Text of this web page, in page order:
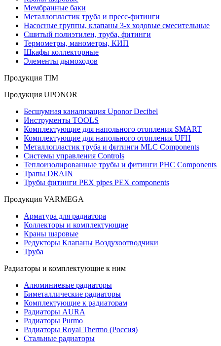
Мембранные баки
Металлопластик труба и пресс-фитинги
Насосные группы, клапаны 3-х ходовые смесительные
Сшитый полиэтилен, труба, фитинги
Термометры, манометры, КИП
Шкафы коллекторные
Элементы дымоходов
Продукция TIM
Продукция UPONOR
Бесшумная канализация Uponor Decibel
Инструменты TOOLS
Комплектующие для напольного отопления SMART
Комплектующие для напольного отопления UFH
Металлопластик труба и фитинги MLC Components
Системы управления Controls
Теплоизолированные трубы и фитинги PHC Components
Трапы DRAIN
Трубы фитинги PEX pipes PEX components
Продукция VARMEGA
Арматура для радиатора
Коллекторы и комплектующие
Краны шаровые
Редукторы Клапаны Воздухоотводчики
Труба
Радиаторы и комплектующие к ним
Алюминиевые радиаторы
Биметаллические радиаторы
Комплектующие к радиаторам
Радиаторы AURA
Радиаторы Purmo
Радиаторы Royal Thermo (Россия)
Стальные радиаторы